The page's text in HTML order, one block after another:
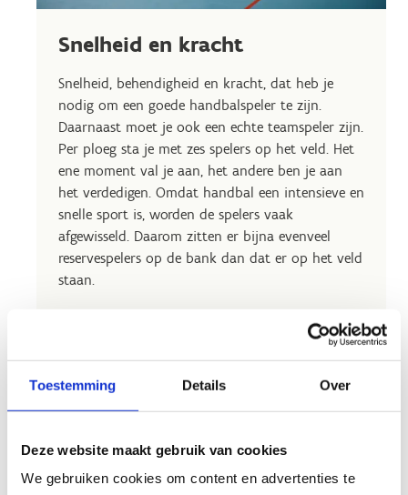
Toestemming Details Over
Deze website maakt gebruik van cookies
We gebruiken cookies om content en advertenties te
Snelheid en kracht
Snelheid, behendigheid en kracht, dat heb je
nodig om een goede handbalspeler te zijn.
Daarnaast moet je ook een echte teamspeler zijn.
Per ploeg sta je met zes spelers op het veld. Het
ene moment val je aan, het andere ben je aan
het verdedigen. Omdat handbal een intensieve en
snelle sport is, worden de spelers vaak
afgewisseld. Daarom zitten er bijna evenveel
reservespelers op de bank dan dat er op het veld
staan.
Maak van handbal je sport
sluit je dan aan bij de handbalclub die op
regelmatige basis bij ons traint. Zo ben je